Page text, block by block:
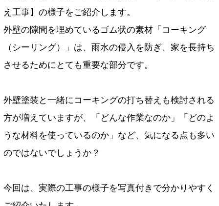
え工事】の様子をご紹介します。
外壁の隙間を埋めているゴム状の素材「コーキング
（シーリング）」は、雨水の侵入を防ぎ、家を長持ち
させるためにとても重要な部分です。
外壁塗装と一緒にコーキングの打ち替えも検討される
方が増えていますが、「どんな作業なのか」「どのよ
うな材料を使っているのか」など、気になる点も多い
のではないでしょうか？
今回は、実際の工事の様子を写真付きで分かりやすく